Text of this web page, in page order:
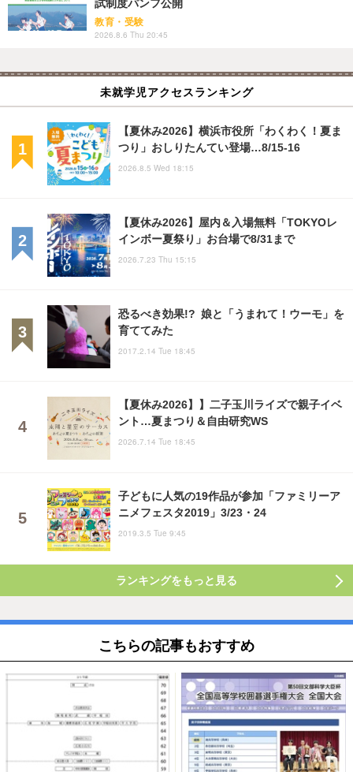
試制度パンフ公開
教育・受験
2026.8.6 Thu 20:45
未就学児アクセスランキング
【夏休み2026】横浜市役所「わくわく！夏ま
つり」おしりたんてい登場…8/15-16
2026.8.5 Wed 18:15
【夏休み2026】屋内＆入場無料「TOKYOレ
インボー夏祭り」お台場で8/31まで
2026.7.23 Thu 15:15
恐るべき効果!? 娘と「うまれて！ウーモ」を
育ててみた
2017.2.14 Tue 18:45
【夏休み2026】】二子玉川ライズで親子イベ
ント…夏まつり＆自由研究WS
2026.7.14 Tue 18:45
子どもに人気の19作品が参加「ファミリーア
ニメフェスタ2019」3/23・24
2019.3.5 Tue 9:45
ランキングをもっと見る
こちらの記事もおすすめ